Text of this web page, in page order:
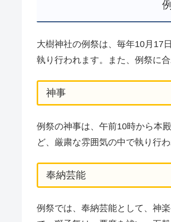
大樹神社の例祭は、毎年10月17
執り行われます。また、例祭に
神事
例祭の神事は、午前10時から本
ど、厳粛な雰囲気の中で執り行わ
奉納芸能
例祭では、奉納芸能として、神